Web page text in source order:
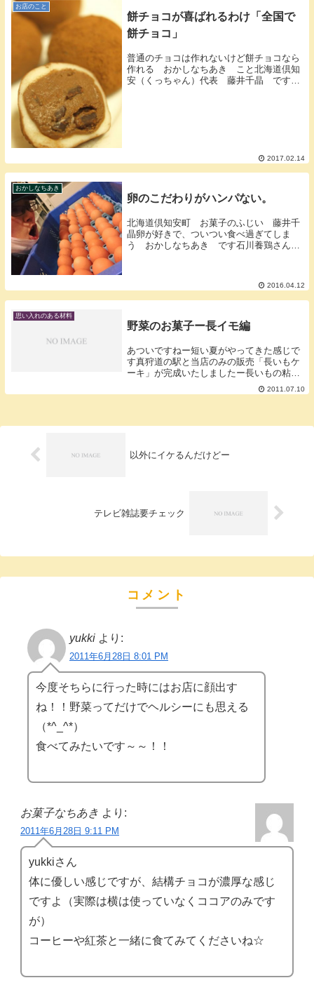
お店のこと
餅チョコが喜ばれるわけ「全国で
餅チョコ」
普通のチョコは作れないけど餅チョコなら
作れる おかしなちあき こと北海道倶知
安（くっちゃん）代表 藤井千晶 です今
2017.02.14
おかしなちあき
卵のこだわりがハンパない。
北海道倶知安町 お菓子のふじい 藤井千
晶卵が好きで、ついつい食べ過ぎてしま
う おかしなちあき です石川養鶏さんと
さんご兄弟で養...
2016.04.12
思い入れのある材料
野菜のお菓子ー長イモ編
あついですねー短い夏がやってきた感じで
す真狩道の駅と当店のみの販売「長いもケ
ーキ」が完成いたしましたー長いもの粘り
気を利用して卵も乳製品も入っていない醤
油風味にゴマが香ばしい北海道の小麦粉を
2011.07.10
以外にイケるんだけどー
テレビ雑誌要チェック
コメント
yukki より:
2011年6月28日 8:01 PM
今度そちらに行った時にはお店に顔出す
ね！！野菜ってだけでヘルシーにも思える
（*^_^*）
食べてみたいです～～！！
お菓子なちあき より:
2011年6月28日 9:11 PM
yukkiさん
体に優しい感じですが、結構チョコが濃厚な感じ
ですよ（実際は横は使っていなくココアのみです
が）
コーヒーや紅茶と一緒に食てみてくださいね☆